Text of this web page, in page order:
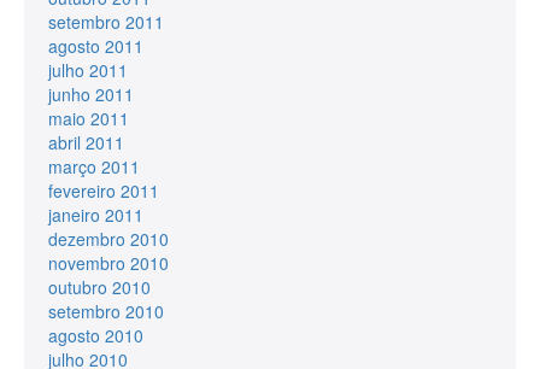
setembro 2011
agosto 2011
julho 2011
junho 2011
maio 2011
abril 2011
março 2011
fevereiro 2011
janeiro 2011
dezembro 2010
novembro 2010
outubro 2010
setembro 2010
agosto 2010
julho 2010